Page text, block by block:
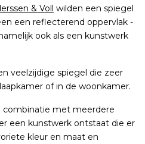
& Voll wilden een spiegel
een reflecterend oppervlak -
ook als een kunstwerk
veelzijdige spiegel die zeer
of in de woonkamer.
combinatie met meerdere
een kunstwerk ontstaat die er
kleur en maat en